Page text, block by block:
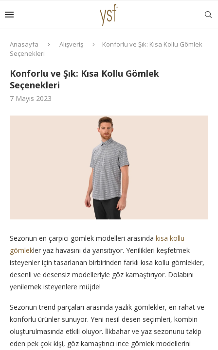
Anasayfa Alışveriş
Konforlu ve Şık: Kısa Kollu Gömlek
Seçenekleri
Konforlu ve Şık: Kısa Kollu Gömlek
Seçenekleri
7 Mayıs 2023
Sezonun en çarpıcı gömlek modelleri arasında kısa kollu
gömlekler yaz havasını da yansıtıyor. Yenilikleri keşfetmek
isteyenler için tasarlanan birbirinden farklı kısa kollu gömlekler,
desenli ve desensiz modelleriyle göz kamaştırıyor. Dolabını
yenilemek isteyenlere müjde!
Sezonun trend parçaları arasında yazlık gömlekler, en rahat ve
konforlu ürünler sunuyor. Yeni nesil desen seçimleri, kombin
oluşturulmasında etkili oluyor. İlkbahar ve yaz sezonunu takip
eden pek çok kişi, göz kamaştırıcı ince gömlek modellerini